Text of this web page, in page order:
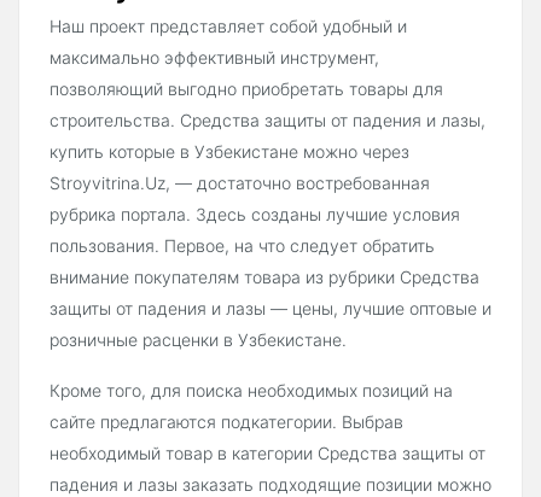
Наш проект представляет собой удобный и
максимально эффективный инструмент,
позволяющий выгодно приобретать товары для
строительства. Средства защиты от падения и лазы,
купить которые в Узбекистане можно через
Stroyvitrina.Uz, — достаточно востребованная
рубрика портала. Здесь созданы лучшие условия
пользования. Первое, на что следует обратить
внимание покупателям товара из рубрики Средства
защиты от падения и лазы — цены, лучшие оптовые и
розничные расценки в Узбекистане.
Кроме того, для поиска необходимых позиций на
сайте предлагаются подкатегории. Выбрав
необходимый товар в категории Средства защиты от
падения и лазы заказать подходящие позиции можно